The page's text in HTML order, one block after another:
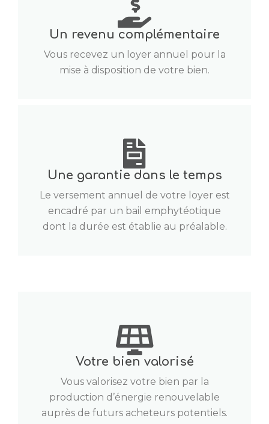
Un revenu complémentaire
Vous recevez un loyer annuel pour la
mise à disposition de votre bien.
Une garantie dans le temps
Le versement annuel de votre loyer est
encadré par un bail emphytéotique
dont la durée est établie au préalable.
Votre bien valorisé
Vous valorisez votre bien par la
production d’énergie renouvelable
auprès de futurs acheteurs potentiels.